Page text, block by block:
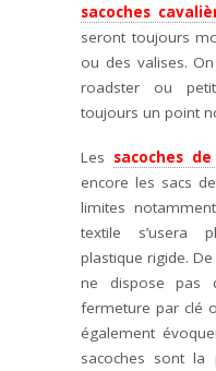
sacoches
seront toujours
ou des valises.
roadster ou
toujours un point
Les sacoches
encore les sacs
limites
textile s’usera
plastique rigide.
ne dispose pas
fermeture par clé
également
sacoches sont la